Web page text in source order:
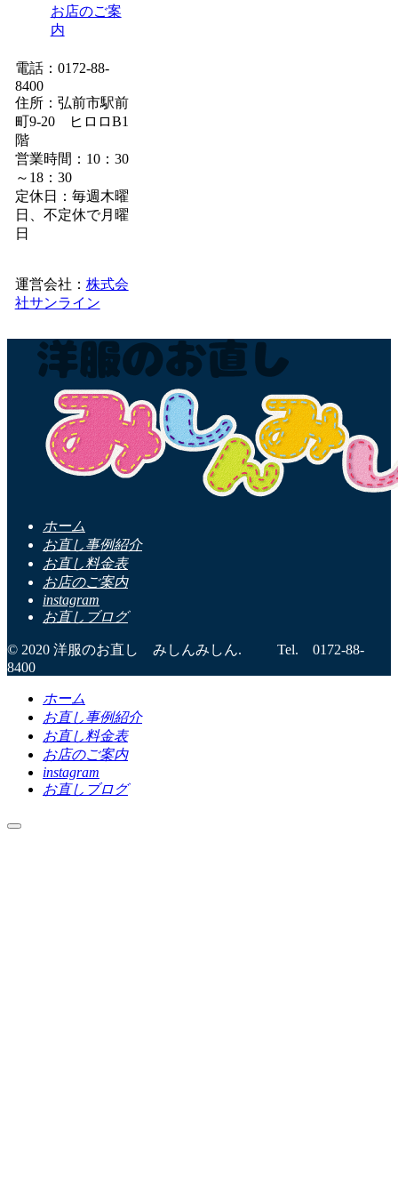
お店のご案
内
電話：0172-88-
8400
住所：弘前市駅前
町9-20 ヒロロB1
階
営業時間：10：30
～18：30
定休日：毎週木曜
日、不定休で月曜
日
運営会社： 株式会
社サンライン
ホーム
お直し事例紹介
お直し料金表
お店のご案内
instagram
お直しブログ
© 2020 洋服のお直し みしんみしん. Tel. 0172-88-
8400
ホーム
お直し事例紹介
お直し料金表
お店のご案内
instagram
お直しブログ